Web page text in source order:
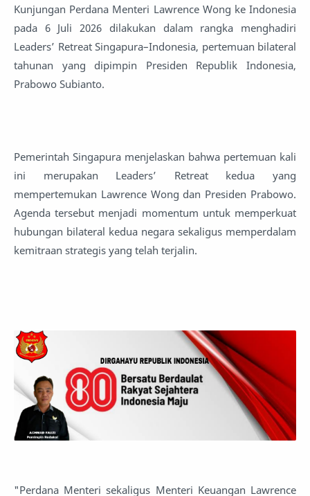
Kunjungan Perdana Menteri Lawrence Wong ke Indonesia
pada 6 Juli 2026 dilakukan dalam rangka menghadiri
Leaders’ Retreat Singapura–Indonesia, pertemuan bilateral
tahunan yang dipimpin Presiden Republik Indonesia,
Prabowo Subianto.
Pemerintah Singapura menjelaskan bahwa pertemuan kali
ini merupakan Leaders’ Retreat kedua yang
mempertemukan Lawrence Wong dan Presiden Prabowo.
Agenda tersebut menjadi momentum untuk memperkuat
hubungan bilateral kedua negara sekaligus memperdalam
kemitraan strategis yang telah terjalin.
"Perdana Menteri sekaligus Menteri Keuangan Lawrence